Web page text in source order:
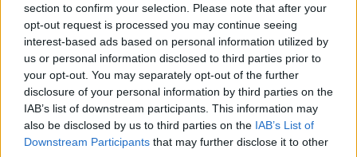
section to confirm your selection. Please note that after your
opt-out request is processed you may continue seeing
interest-based ads based on personal information utilized by
us or personal information disclosed to third parties prior to
your opt-out. You may separately opt-out of the further
disclosure of your personal information by third parties on the
IAB’s list of downstream participants. This information may
also be disclosed by us to third parties on the IAB’s List of
Downstream Participants that may further disclose it to other
Χανιά: «4 Εποχές στον Δήμο Πλατανιά» - Εγκαίνια
Ομαδικής Έκθεσης Ζωγραφικής & Φωτογραφίας
17:37
Πυρκαγιά σε έκταση με χαμηλή βλάστηση στο
Μαρκόπουλο Αττικής